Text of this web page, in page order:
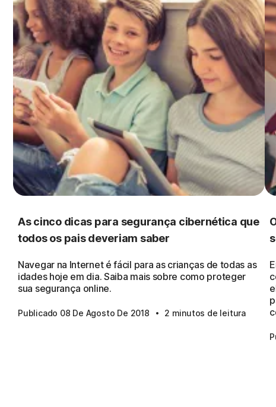
As cinco dicas para segurança cibernética que
todos os pais deveriam saber
Navegar na Internet é fácil para as crianças de todas as
idades hoje em dia. Saiba mais sobre como proteger
sua segurança online.
Publicado 08 De Agosto De 2018 · 2 minutos de leitura